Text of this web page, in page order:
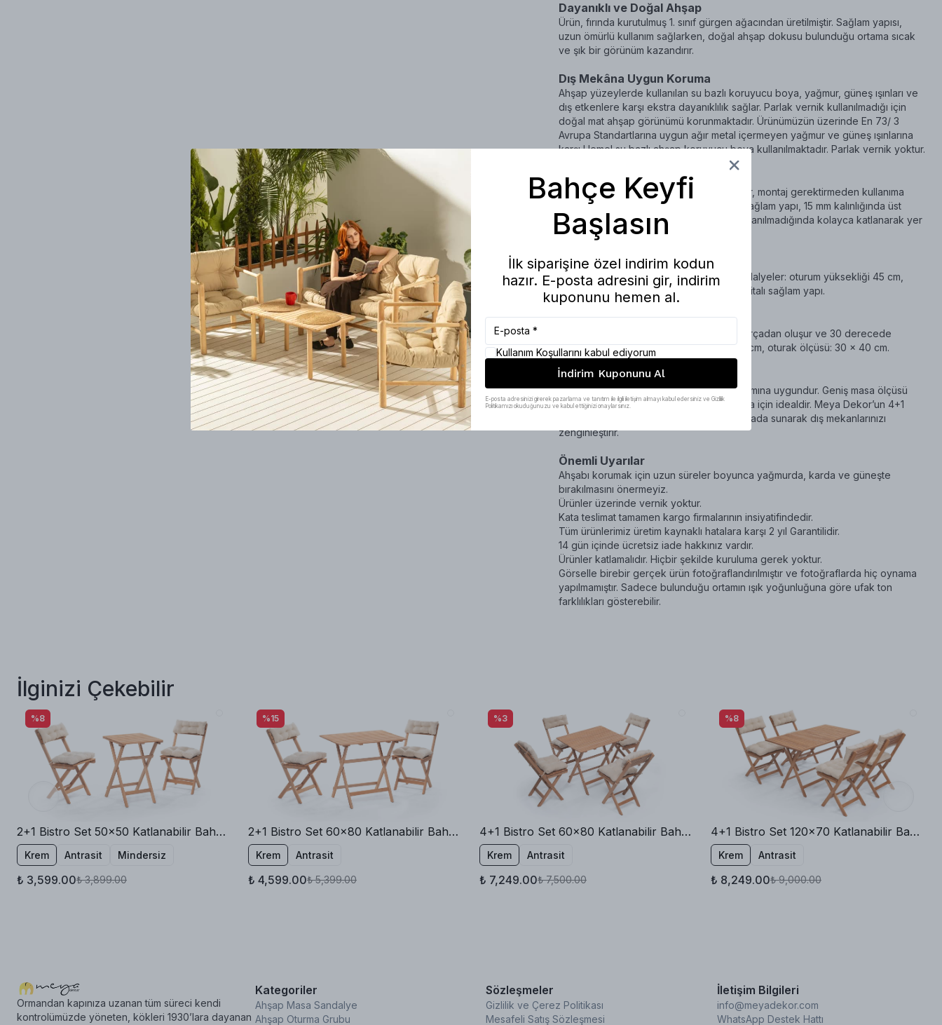
Dayanıklı ve Doğal Ahşap
Ürün, fırında kurutulmuş 1. sınıf gürgen ağacından üretilmiştir. Sağlam yapısı,
uzun ömürlü kullanım sağlarken, doğal ahşap dokusu bulunduğu ortama sıcak
ve şık bir görünüm kazandırır.
Dış Mekâna Uygun Koruma
Ahşap yüzeylerde kullanılan su bazlı koruyucu boya, yağmur, güneş ışınları ve
dış etkenlere karşı ekstra dayanıklılık sağlar. Parlak vernik kullanılmadığı için
doğal mat ahşap görünümü korunmaktadır. Ürünümüzün üzerinde En 73/ 3
Avrupa Standartlarına uygun ağır metal içermeyen yağmur ve güneş ışınlarına
karşı Hemel su bazlı ahşap koruyucu boya kullanılmaktadır. Parlak vernik yoktur.
Katlanabilir ve Kullanışlı Tasarım
Masa ve sandalyeler katlanabilir yapıdadır, montaj gerektirmeden kullanıma
hazırdır. İnce çıta kullanılmadan üretilmiş sağlam yapı, 15 mm kalınlığında üst
çıtalar ile dayanıklı masa yüzeyi sunar. Kullanılmadığında kolayca katlanarak yer
tasarrufu sağlar.
Ürün Ölçüleri
Masa: 120 x 70 cm, yükseklik: 71 cm. Sandalyeler: oturum yüksekliği 45 cm,
oturak genişliği 40 cm, derinlik 30 cm, 7 çitalı sağlam yapı.
Minder Özellikleri
Minderler sırt ve oturak olmak üzere 2 parçadan oluşur ve 30 derecede
makinede yıkanabilir. Sırt ölçüsü: 23 x 40 cm, oturak ölçüsü: 30 x 40 cm.
Kullanım Alanları
Bahçe, balkon, teras ve dış mekân kullanımına uygundur. Geniş masa ölçüsü
sayesinde aile kullanımı ve misafir ağırlama için idealdir. Meya Dekor’un 4+1
bistro seti, estetik ve fonksiyonelliği bir arada sunarak dış mekanlarınızı
zenginleştirir.
Önemli Uyarılar
Ahşabı korumak için uzun süreler boyunca yağmurda, karda ve güneşte
bırakılmasını önermeyiz.
Ürünler üzerinde vernik yoktur.
Kata teslimat tamamen kargo firmalarının insiyatifindedir.
Tüm ürünlerimiz üretim kaynaklı hatalara karşı 2 yıl Garantilidir.
14 gün içinde ücretsiz iade hakkınız vardır.
Ürünler katlamalıdır. Hiçbir şekilde kuruluma gerek yoktur.
Görselle birebir gerçek ürün fotoğraflandırılmıştır ve fotoğraflarda hiç oynama
yapılmamıştır. Sadece bulunduğu ortamın ışık yoğunluğuna göre ufak ton
farklılıkları gösterebilir.
İlginizi Çekebilir
%8
2+1 Bistro Set 50x50 Katlanabilir Bahçe Balkon Masa Sandalye
Krem Antrasit Mindersiz
₺ 3,599.00₺ 3,899.00
%15
2+1 Bistro Set 60x80 Katlanabilir Bahçe Balkon Masa Sandalye
Krem Antrasit
₺ 4,599.00₺ 5,399.00
%3
4+1 Bistro Set 60x80 Katlanabilir Bahçe Balkon Masa Sandalye Minderli
Krem Antrasit
₺ 7,249.00₺ 7,500.00
%8
4+1 Bistro Set 120x70 Katlanabilir Bahçe Balkon Masa Sandalye
Krem Antrasit
₺ 8,249.00₺ 9,000.00
Ormandan kapınıza uzanan tüm süreci kendi
kontrolümüzde yöneten, kökleri 1930’lara dayanan
Kategoriler
Ahşap Masa Sandalye
Ahşap Oturma Grubu
Sözleşmeler
Gizlilik ve Çerez Politikası
Mesafeli Satış Sözleşmesi
İletişim Bilgileri
info@meyadekor.com
WhatsApp Destek Hattı
Bahçe Keyfi
Başlasın
İlk siparişine özel indirim kodun
hazır. E-posta adresini gir, indirim
kuponunu hemen al.
Kullanım Koşullarını kabul ediyorum
İndirim Kuponunu Al
E-posta adresinizi girerek pazarlama ve tanıtım ile ilgili iletişim almayı kabul edersiniz ve Gizlilik
Politikamızı okuduğunuzu ve kabul ettiğinizi onaylarsınız.